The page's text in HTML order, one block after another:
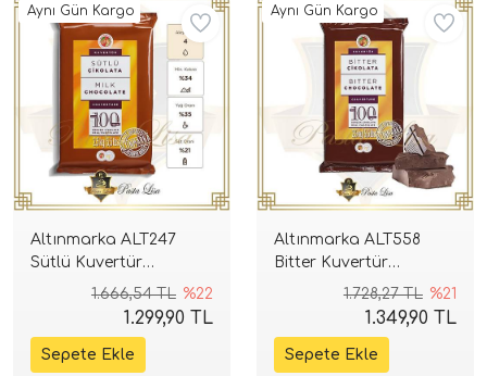
Altınmarka ALT247
Sütlü Kuvertür
Çikolata 2,5kg
1.666,54 TL %22
1.299,90 TL
Aynı Gün Kargo
Altınmarka ALT558
Bitter Kuvertür
Çikolata 2,5kg (%55)
1.728,27 TL %21
1.349,90 TL
Aynı Gün Kargo